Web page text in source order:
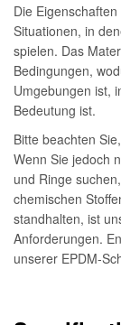
Die
Situationen, in
spielen. Das
Bedingungen,
Umgebungen ist,
Bedeutung ist.
Bitte beachten
Wenn Sie jedoch
und Ringe
chemischen
standhalten, ist
Anforderungen.
unserer EPDM-